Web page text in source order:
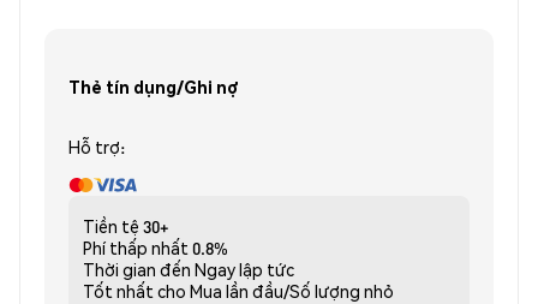
Thẻ tín dụng/Ghi nợ
Hỗ trợ:
Tiền tệ 30+
Phí thấp nhất 0.8%
Thời gian đến Ngay lập tức
Tốt nhất cho Mua lần đầu/Số lượng nhỏ